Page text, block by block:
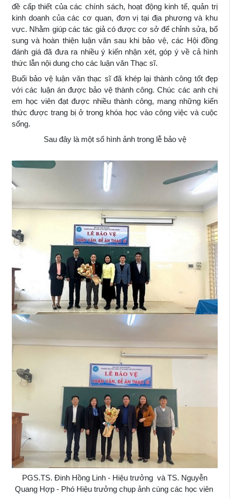
đề cấp thiết của các chính sách, hoạt động kinh tế, quản trị
kinh doanh của các cơ quan, đơn vị tại địa phương và khu
vực. Nhằm giúp các tác giả có được cơ sở để chỉnh sửa, bổ
sung và hoàn thiện luận văn sau khi bảo vệ, các Hội đồng
đánh giá đã đưa ra nhiều ý kiến nhận xét, góp ý về cả hình
thức lẫn nội dung cho các luận văn Thạc sĩ.
Buổi bảo vệ luận văn thạc sĩ đã khép lại thành công tốt đẹp
với các luận án được bảo vệ thành công. Chúc các anh chị
em học viên đạt được nhiều thành công, mang những kiến
thức được trang bị ở trong khóa học vào công việc và cuộc
sống.
Sau đây là một số hình ảnh trong lễ bảo vệ
PGS.TS. Đinh Hồng Linh - Hiệu trưởng và TS. Nguyễn
Quang Hợp - Phó Hiệu trưởng chụp ảnh cùng các học viên